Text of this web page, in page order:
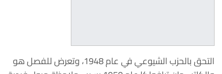
التحق بالحزب الشيوعي في عام 1948، وتعرض للفصل هو